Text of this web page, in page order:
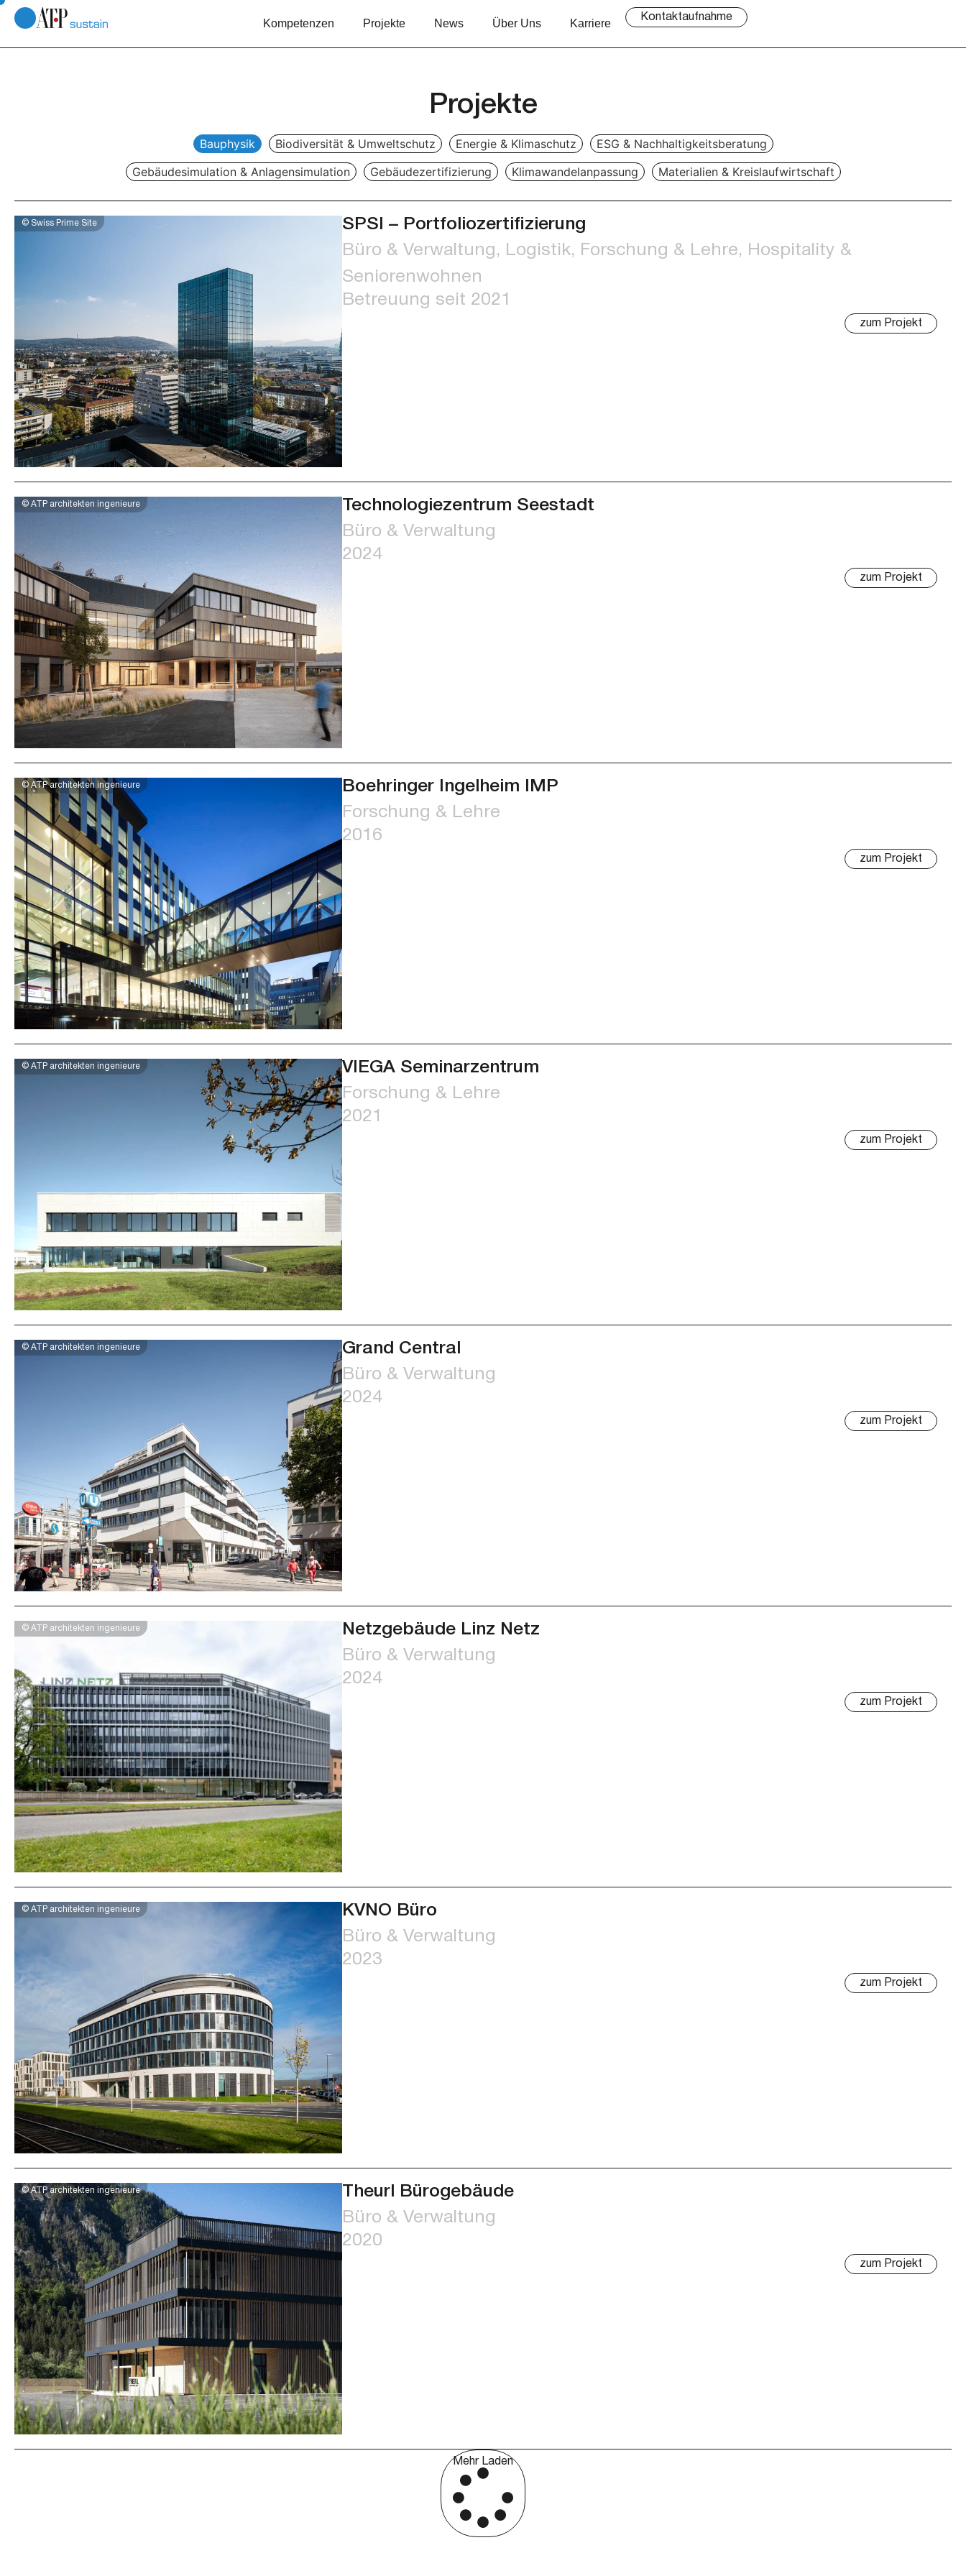
Kompetenzen Projekte News Über Uns Karriere Kontaktaufnahme
Projekte
Bauphysik Biodiversität & Umweltschutz Energie & Klimaschutz
ESG & Nachhaltigkeitsberatung
Gebäudesimulation & Anlagensimulation
Gebäudezertifizierung Klimawandelanpassung Materialien & Kreislaufwirtschaft
© Swiss Prime Site
SPSI – Portfoliozertifizierung
Büro & Verwaltung, Logistik, Forschung & Lehre, Hospitality &
Seniorenwohnen
Betreuung seit 2021
zum Projekt
© ATP architekten ingenieure
Technologiezentrum Seestadt
Büro & Verwaltung
2024
zum Projekt
© ATP architekten ingenieure
Boehringer Ingelheim IMP
Forschung & Lehre
2016
zum Projekt
© ATP architekten ingenieure
VIEGA Seminarzentrum
Forschung & Lehre
2021
zum Projekt
© ATP architekten ingenieure
Grand Central
Büro & Verwaltung
2024
zum Projekt
© ATP architekten ingenieure
Netzgebäude Linz Netz
Büro & Verwaltung
2024
zum Projekt
© ATP architekten ingenieure
KVNO Büro
Büro & Verwaltung
2023
zum Projekt
© ATP architekten ingenieure
Theurl Bürogebäude
Büro & Verwaltung
2020
zum Projekt
Mehr Laden